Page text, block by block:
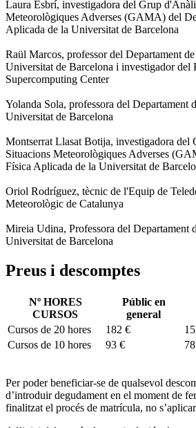
Laura Esbrí, investigadora del Grup
Meteorològiques Adverses (GAMA) del
Aplicada de la Universitat de Barcelona
Raül Marcos, professor del Departament
Universitat de Barcelona i investigador del
Supercomputing Center
Yolanda Sola, professora del Departament
Universitat de Barcelona
Montserrat Llasat Botija, investigadora del
Situacions Meteorològiques Adverses
Física Aplicada de la Universitat de
Oriol Rodríguez, tècnic de l'Equip de
Meteorològic de Catalunya
Mireia Udina, Professora del Departament
Universitat de Barcelona
Preus i descomptes
Nº HORES
CURSOS
Públic en
general
Cursos de 20 hores
182 €
Cursos de 10 hores
93 €
Per poder beneficiar-se de qualsevol
d’introduir degudament en el moment de
finalitzat el procés de matrícula, no